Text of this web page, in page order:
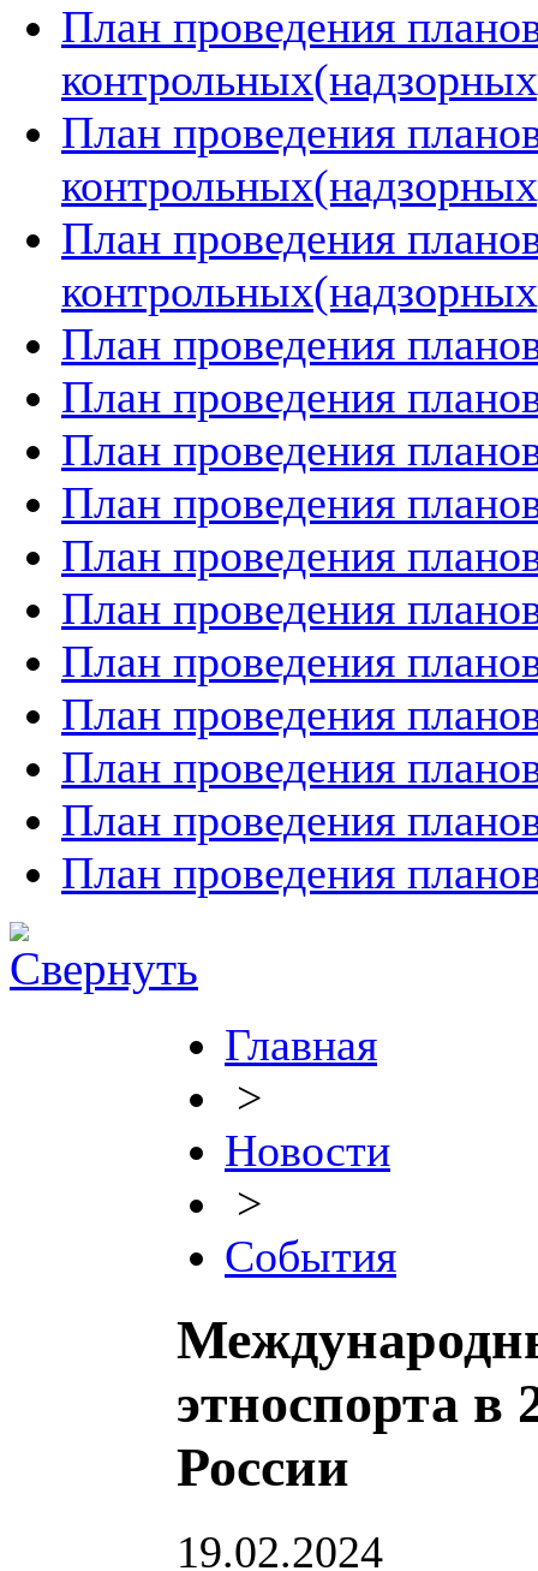
План проведения
План проведения
План проведения
План проведения
План проведения
План проведения
План проведения
План проведения
План проведения
План проведения
План проведения
План проведения
План проведения
План проведения
Главная
>
Новости
>
События
этноспорта в
России
19.02.2024